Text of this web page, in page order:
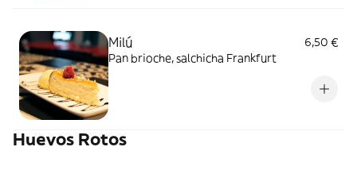
Milú
6,50 €
Pan brioche, salchicha Frankfurt
Huevos Rotos